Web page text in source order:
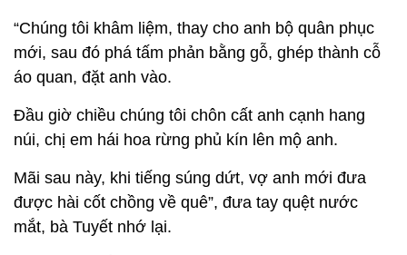
“Chúng tôi khâm liệm, thay cho anh bộ quân phục
mới, sau đó phá tấm phản bằng gỗ, ghép thành cỗ
áo quan, đặt anh vào.
Đầu giờ chiều chúng tôi chôn cất anh cạnh hang
núi, chị em hái hoa rừng phủ kín lên mộ anh.
Mãi sau này, khi tiếng súng dứt, vợ anh mới đưa
được hài cốt chồng về quê”, đưa tay quệt nước
mắt, bà Tuyết nhớ lại.